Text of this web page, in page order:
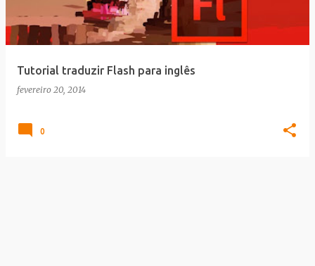
g
Tutorial traduzir Flash para inglês
fevereiro 20, 2014
0